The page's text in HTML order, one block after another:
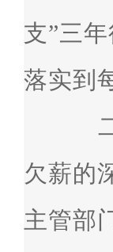
支”三
落实到
二
欠薪的
主管部